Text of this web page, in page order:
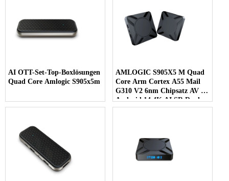
AI OTT-Set-Top-Boxlösungen
Quad Core Amlogic S905x5m
AMLOGIC S905X5 M Quad
Core Arm Cortex A55 Mail
G310 V2 6nm Chipsatz AV 1
Android 14 4K AI SR Dual
WiFi Smart TV Box